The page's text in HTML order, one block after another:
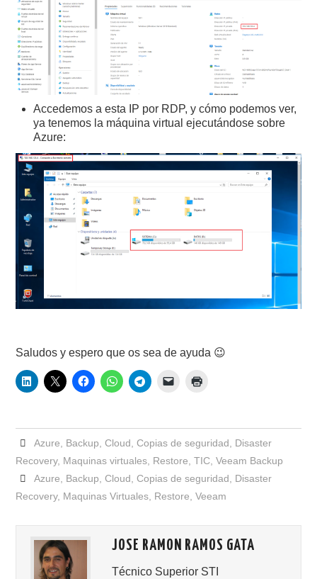
Accedemos a esta IP por RDP, y cómo podemos ver,
ya tenemos la máquina virtual ejecutándose sobre
Azure:
Saludos y espero que os sea de ayuda 😉
Azure, Backup, Cloud, Copias de seguridad, Disaster
Recovery, Maquinas virtuales, Restore,TIC,Veeam Backup
Azure, Backup, Cloud, Copias de seguridad, Disaster
Recovery, Maquinas Virtuales, Restore,Veeam
JOSE RAMON RAMOS GATA
Técnico Superior STI